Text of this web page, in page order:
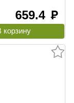
659.4 руб